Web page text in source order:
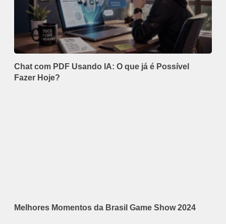
Chat com PDF Usando IA: O que já é Possível
Fazer Hoje?
Melhores Momentos da Brasil Game Show 2024